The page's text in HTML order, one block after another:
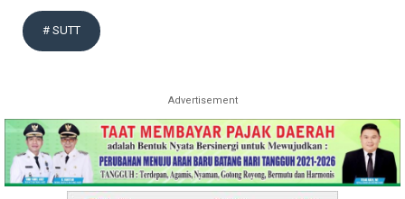
# SUTT
Advertisement